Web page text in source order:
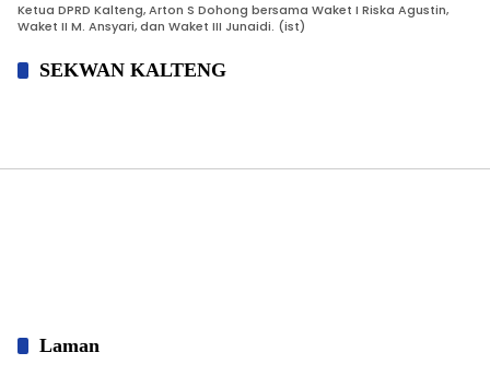
Ketua DPRD Kalteng, Arton S Dohong bersama Waket I Riska Agustin,
Waket II M. Ansyari, dan Waket III Junaidi. (ist)
SEKWAN KALTENG
Laman